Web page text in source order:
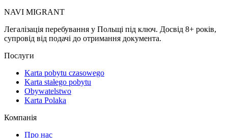
NAVI MIGRANT
Легалізація перебування у Польщі під ключ. Досвід 8+ років,
супровід від подачі до отримання документа.
Послуги
Karta pobytu czasowego
Karta stałego pobytu
Obywatelstwo
Karta Polaka
Компанія
Про нас